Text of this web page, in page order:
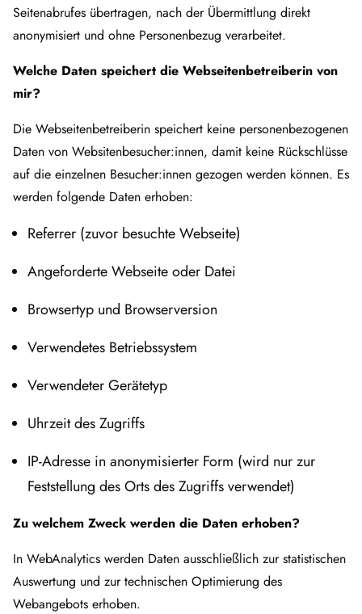
Seitenabrufes übertragen, nach der Übermittlung direkt
anonymisiert und ohne Personenbezug verarbeitet.
Welche Daten speichert die Webseitenbetreiberin von
mir?
Die Webseitenbetreiberin speichert keine personenbezogenen
Daten von Websitenbesucher:innen, damit keine Rückschlüsse
auf die einzelnen Besucher:innen gezogen werden können. Es
werden folgende Daten erhoben:
Referrer (zuvor besuchte Webseite)
Angeforderte Webseite oder Datei
Browsertyp und Browserversion
Verwendetes Betriebssystem
Verwendeter Gerätetyp
Uhrzeit des Zugriffs
IP-Adresse in anonymisierter Form (wird nur zur
Feststellung des Orts des Zugriffs verwendet)
Zu welchem Zweck werden die Daten erhoben?
In WebAnalytics werden Daten ausschließlich zur statistischen
Auswertung und zur technischen Optimierung des
Webangebots erhoben.